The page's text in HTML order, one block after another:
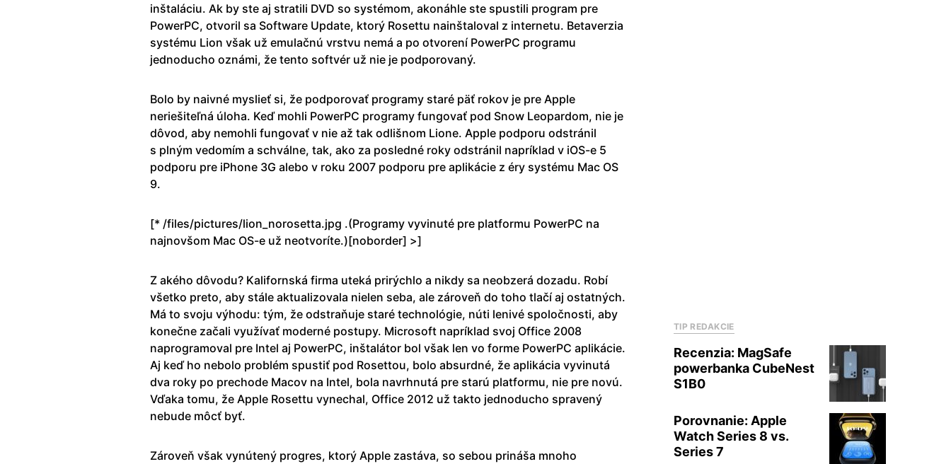
inštaláciu. Ak by ste aj stratili DVD so systémom, akonáhle ste spustili program pre
PowerPC, otvoril sa Software Update, ktorý Rosettu nainštaloval z internetu. Betaverzia
systému Lion však už emulačnú vrstvu nemá a po otvorení PowerPC programu
jednoducho oznámi, že tento softvér už nie je podporovaný.
Bolo by naivné myslieť si, že podporovať programy staré päť rokov je pre Apple
neriešiteľná úloha. Keď mohli PowerPC programy fungovať pod Snow Leopardom, nie je
dôvod, aby nemohli fungovať v nie až tak odlišnom Lione. Apple podporu odstránil
s plným vedomím a schválne, tak, ako za posledné roky odstránil napríklad v iOS-e 5
podporu pre iPhone 3G alebo v roku 2007 podporu pre aplikácie z éry systému Mac OS
9.
[* /files/pictures/li­on_norosetta.jpg .(Programy vyvinuté pre platformu PowerPC na
najnovšom Mac OS-e už neotvoríte.)[no­border] >]
Z akého dôvodu? Kalifornská firma uteká prirýchlo a nikdy sa neobzerá dozadu. Robí
všetko preto, aby stále aktualizovala nielen seba, ale zároveň do toho tlačí aj ostatných.
Má to svoju výhodu: tým, že odstraňuje staré technológie, núti lenivé spoločnosti, aby
konečne začali využívať moderné postupy. Microsoft napríklad svoj Office 2008
naprogramoval pre Intel aj PowerPC, inštalátor bol však len vo forme PowerPC aplikácie.
Aj keď ho nebolo problém spustiť pod Rosettou, bolo absurdné, že aplikácia vyvinutá
dva roky po prechode Macov na Intel, bola navrhnutá pre starú platformu, nie pre novú.
Vďaka tomu, že Apple Rosettu vynechal, Office 2012 už takto jednoducho spravený
nebude môcť byť.
Zároveň však vynútený progres, ktorý Apple zastáva, so sebou prináša mnoho
TIP REDAKCIE
Recenzia: MagSafe
powerbanka CubeNest
S1B0
Porovnanie: Apple
Watch Series 8 vs.
Series 7